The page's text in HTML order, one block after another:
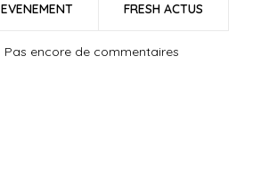
EVENEMENT FRESH ACTUS
Pas encore de commentaires